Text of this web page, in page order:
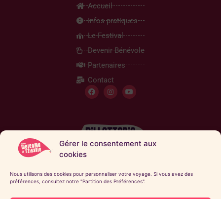
Gérer le consentement aux
cookies
Nous utilisons des cookies pour personnaliser votre voyage. Si vous avez des
préférences, consultez notre "Partition des Préférences".
Accueil
Infos pratiques
Le Festival
Devenir Bénévole
Partenaires
Contact